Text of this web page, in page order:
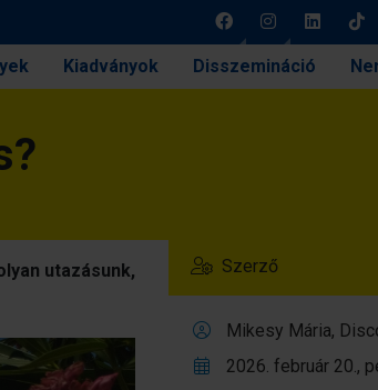
Kiadványok Disszemináció
utazásunk,
Szerző
Mikesy Mária,
2026. február 20.,